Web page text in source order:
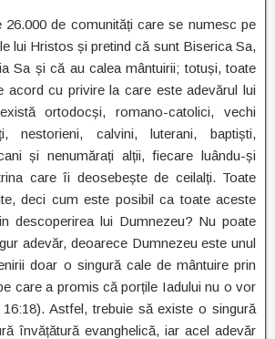
26.000 de comunități care se numesc pe
lui Hristos și pretind că sunt Biserica Sa,
Sa și că au calea mântuirii; totuși, toate
acord cu privire la care este adevărul lui
ortodocși, romano-catolici, vechi
nestorieni, calvini, luterani, baptiști,
și nenumărați alții, fiecare luându-și
care îi deosebește de ceilalți. Toate
deci cum este posibil ca toate aceste
descoperirea lui Dumnezeu? Nu poate
adevăr, deoarece Dumnezeu este unul
doar o singură cale de mântuire prin
care a promis că porțile Iadului nu o vor
Astfel, trebuie să existe o singură
învățătură evanghelică, iar acel adevăr